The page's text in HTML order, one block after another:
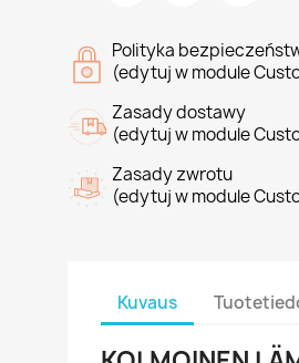
Polityka
(edytuj w module
Zasady dostawy
(edytuj w module
Zasady zwrotu
(edytuj w module
Kuvaus